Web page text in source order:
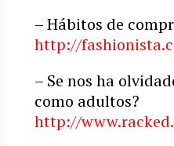
– Hábitos de
http://
– Se nos ha
como adultos?
http://